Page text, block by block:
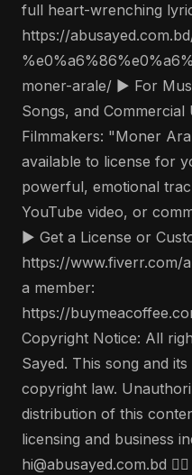
full heart-wrenching
https://
moner-arale/ ▶️ For
Songs, and Commercial
Filmmakers: "Moner
available to license for
powerful, emotional
YouTube video, or
▶️ Get a License or
https://www.fiverr.com/
a member:
https://
Copyright Notice: All
Sayed. This song and
copyright law.
distribution of this
licensing and business
hi@abusayed.com.bd